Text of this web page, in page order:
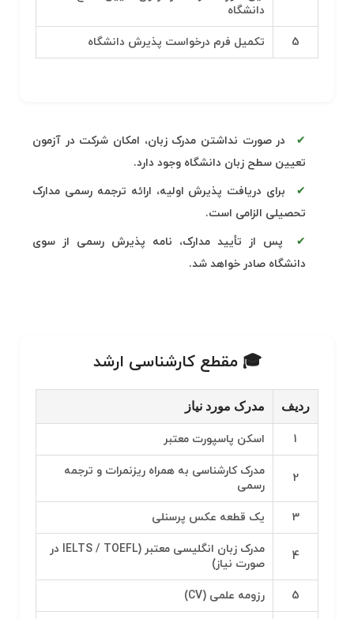
دانشگاه
5 تکمیل فرم درخواست پذیرش دانشگاه
در صورت نداشتن مدرک زبان، امکان شرکت در آزمون
تعیین سطح زبان دانشگاه وجود دارد.
برای دریافت پذیرش اولیه، ارائه ترجمه رسمی مدارک
تحصیلی الزامی است.
پس از تأیید مدارک، نامه پذیرش رسمی از سوی
دانشگاه صادر خواهد شد.
🎓 مقطع کارشناسی ارشد
ردیف مدرک مورد نیاز
1 اسکن پاسپورت معتبر
2
مدرک کارشناسی به همراه ریزنمرات و ترجمه
رسمی
3 یک قطعه عکس پرسنلی
4
مدرک زبان انگلیسی معتبر (IELTS / TOEFL در
صورت نیاز)
5 رزومه علمی (CV)